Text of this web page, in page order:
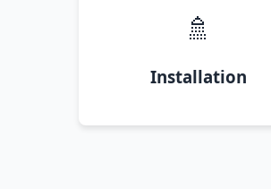
🚿
Installation